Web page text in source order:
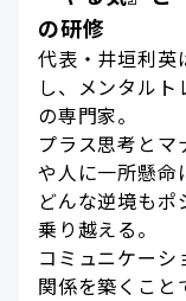
の研修
代表・井垣利英
し、メンタル
の専門家。
プラス思考と
や人に一所懸命
どんな逆境も
乗り越える。
コミュニケーシ
関係を築くこと